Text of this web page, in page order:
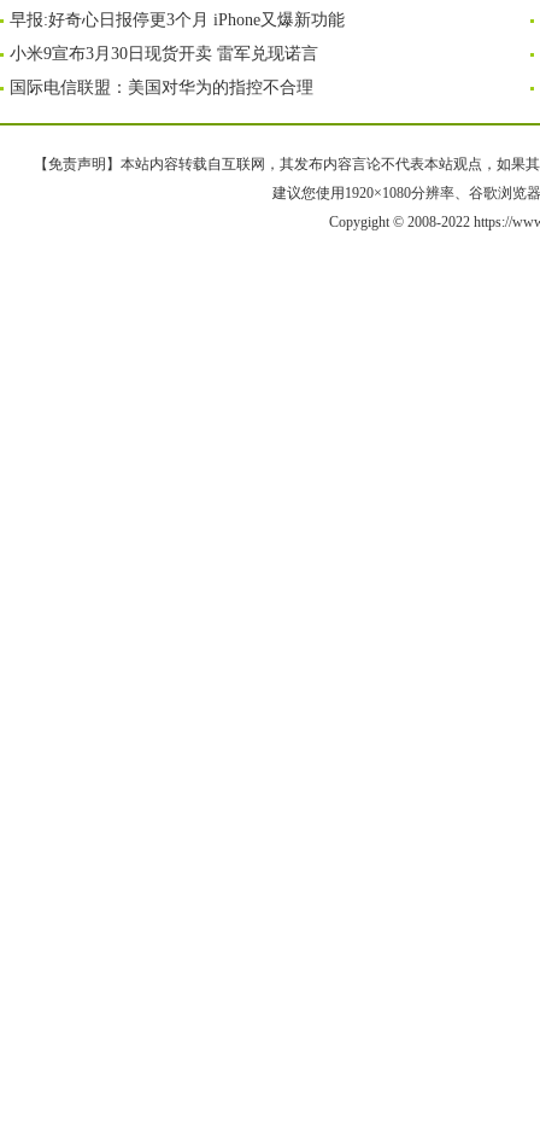
早报:好奇心日报停更3个月 iPhone又爆新功能
小米9宣布3月30日现货开卖 雷军兑现诺言
国际电信联盟：美国对华为的指控不合理
【免责声明】本站内容转载自互联网，其发布内容言论不代表本站观点，如果
建议您使用1920×1080分辨率、谷歌浏览
Copygight © 2008-2022 https://